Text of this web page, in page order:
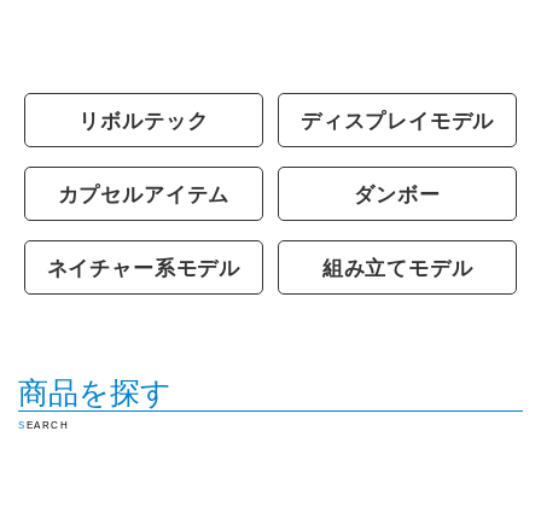
リボルテック ディスプレイモデル
カプセルアイテム ダンボー
ネイチャー系モデル 組み立てモデル
商品を探す
SEARCH